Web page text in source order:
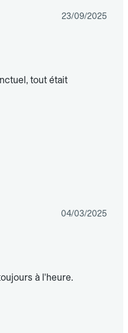
23/09/2025
tout était
04/03/2025
à l'heure.